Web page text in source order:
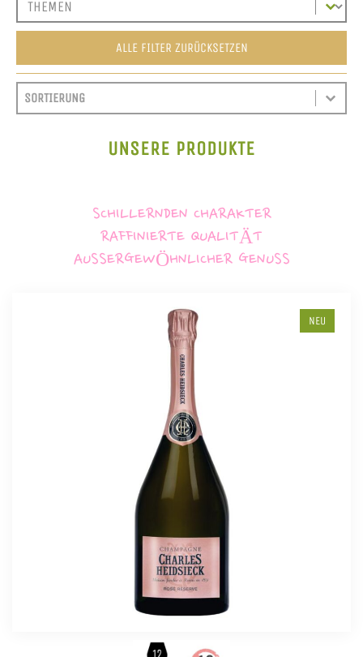
ALLE FILTER ZURÜCKSETZEN
SORTIEREN
SORT CONTENT
SORT CONTENT
UNSERE PRODUKTE
SCHILLERNDEN CHARAKTER
RAFFINIERTE QUALITÄT
AUSSERGEWÖHNLICHER GENUSS
NEU